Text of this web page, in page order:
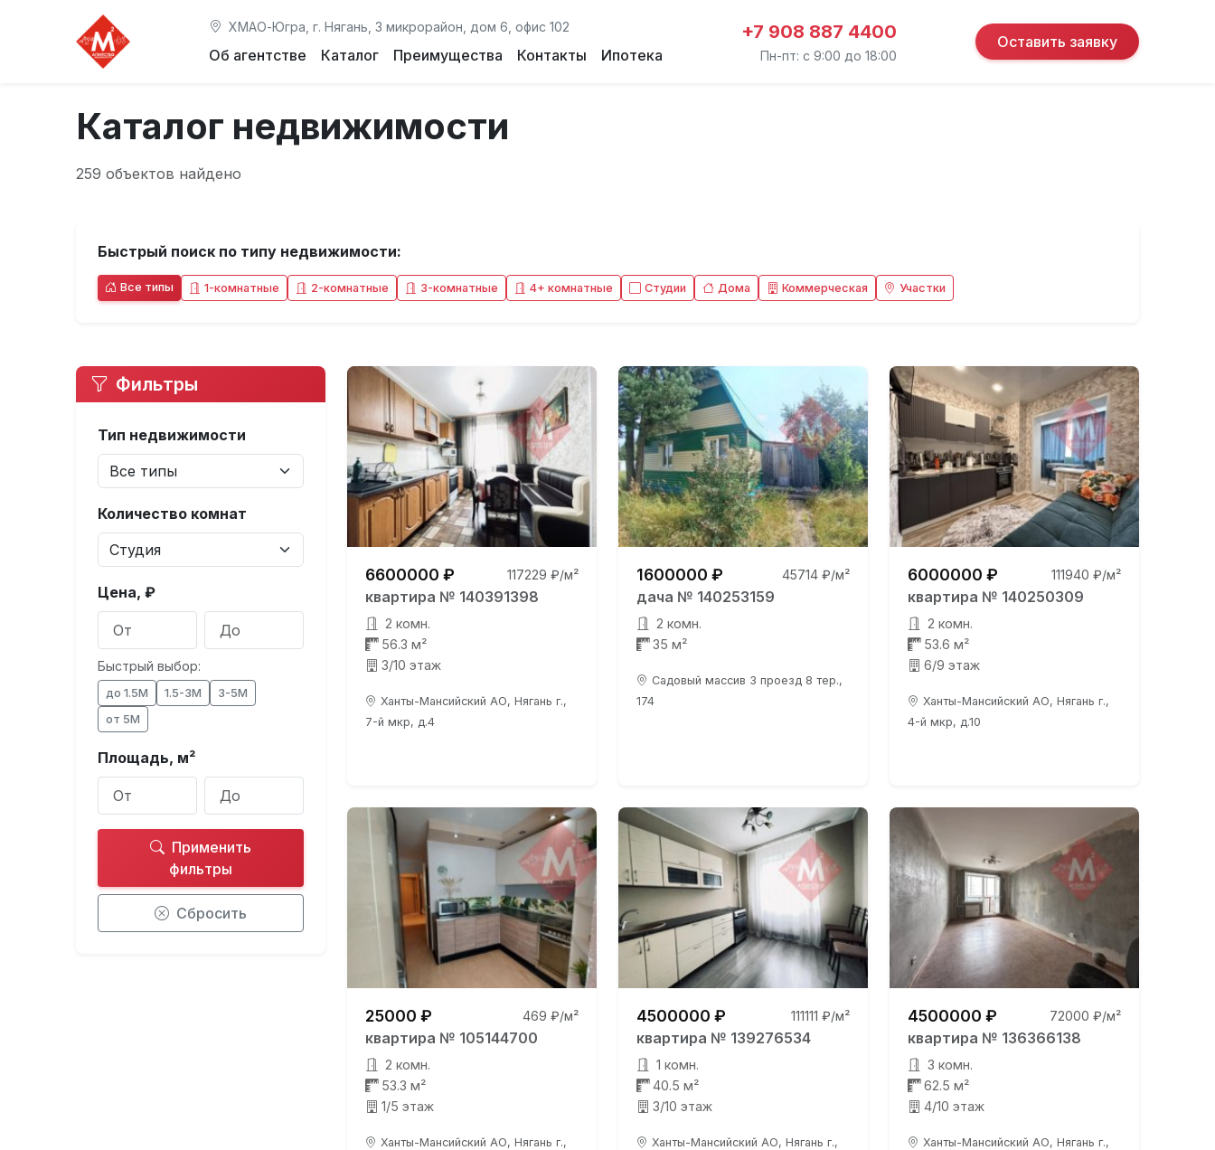
ХМАО-Югра, г. Нягань, 3 микрорайон, дом 6, офис 102
Об агентстве Каталог Преимущества Контакты Ипотека
+7 908 887 4400
Пн-пт: с 9:00 до 18:00
Оставить заявку
Каталог недвижимости
259 объектов найдено
Быстрый поиск по типу недвижимости:
Все типы 1-комнатные 2-комнатные 3-комнатные 4+ комнатные Студии Дома Коммерческая Участки
Фильтры
Тип недвижимости
Количество комнат
Цена, ₽
Быстрый выбор:
до 1.5М 1.5-3М
3-5М
от 5М
Площадь, м²
Применить
фильтры
Сбросить
6600000 ₽ 117229 ₽/м²
квартира № 140391398
2 комн.
56.3 м²
3/10 этаж
Ханты-Мансийский АО, Нягань г.,
7-й мкр, д.4
1600000 ₽ 45714 ₽/м²
дача № 140253159
2 комн.
35 м²
Садовый массив 3 проезд 8 тер.,
174
6000000 ₽ 111940 ₽/м²
квартира № 140250309
2 комн.
53.6 м²
6/9 этаж
Ханты-Мансийский АО, Нягань г.,
4-й мкр, д.10
25000 ₽ 469 ₽/м²
квартира № 105144700
2 комн.
53.3 м²
1/5 этаж
Ханты-Мансийский АО, Нягань г.,
4500000 ₽ 111111 ₽/м²
квартира № 139276534
1 комн.
40.5 м²
3/10 этаж
Ханты-Мансийский АО, Нягань г.,
4500000 ₽ 72000 ₽/м²
квартира № 136366138
3 комн.
62.5 м²
4/10 этаж
Ханты-Мансийский АО, Нягань г.,